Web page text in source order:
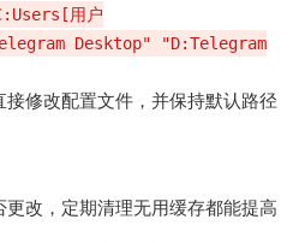
用户
Desktop" "D:Telegram
修改配置文件，并保持默认路径
改，定期清理无用缓存都能提高